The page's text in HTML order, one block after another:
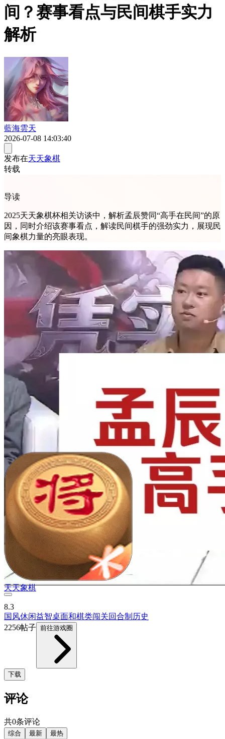
间？赛事看点与民间棋手实力
解析
藍海雲天
2026-07-08 14:03:40
发布在天天象棋
转载
导读
2025天天象棋杯相关访谈中，解析孟辰赞同“高手在民间”的原
因，同时介绍该赛事看点，解读民间棋手的强劲实力，展现民
间象棋力量的亮眼表现。
天天象棋
8.3
国风休闲益智桌面和棋类闯关回合制 历史
2256帖子 前往游戏圈
下载
评论
共0条评论
综合 最新 最热